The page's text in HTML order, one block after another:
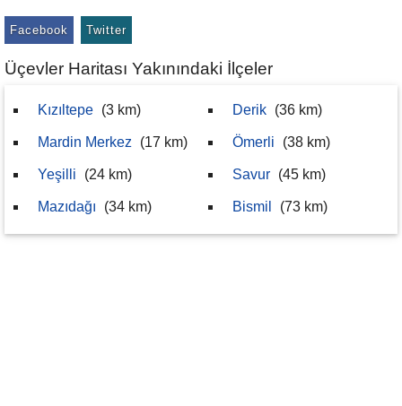
Facebook Twitter
Üçevler Haritası Yakınındaki İlçeler
Kızıltepe (3 km)
Mardin Merkez (17 km)
Yeşilli (24 km)
Mazıdağı (34 km)
Derik (36 km)
Ömerli (38 km)
Savur (45 km)
Bismil (73 km)